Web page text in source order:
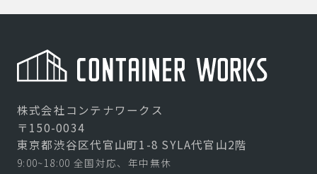
株式会社コンテナワークス
〒150-0034
東京都渋谷区代官山町1-8 SYLA代官山2階
9:00~18:00 全国対応、年中無休